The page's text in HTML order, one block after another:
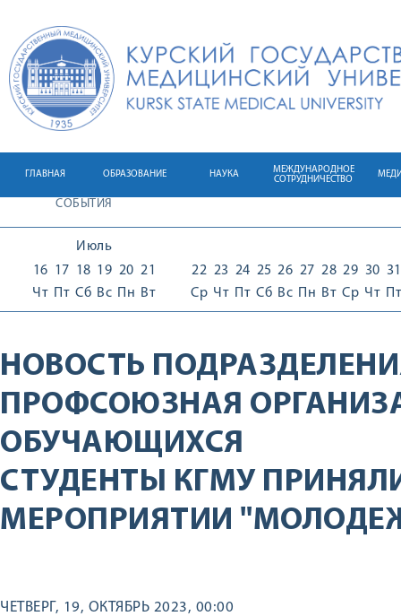
ГЛАВНАЯ ОБРАЗОВАНИЕ НАУКА
МЕЖДУНАРОДНОЕ
СОТРУДНИЧЕСТВО
СОБЫТИЯ
Июль
16
Чт
17
Пт
18
Сб
19
Вс
20
Пн
21
Вт
22
Ср
23
Чт
24
Пт
25
Сб
26
Вс
27
Пн
28
Вт
29
Ср
30
Чт
31
Пт
НОВОСТЬ
ПРОФСОЮЗНАЯ
ОБУЧАЮЩИХСЯ
СТУДЕНТЫ КГМУ
МЕРОПРИЯТИИ
ЧЕТВЕРГ, 19, ОКТЯБРЬ 2023, 00:00